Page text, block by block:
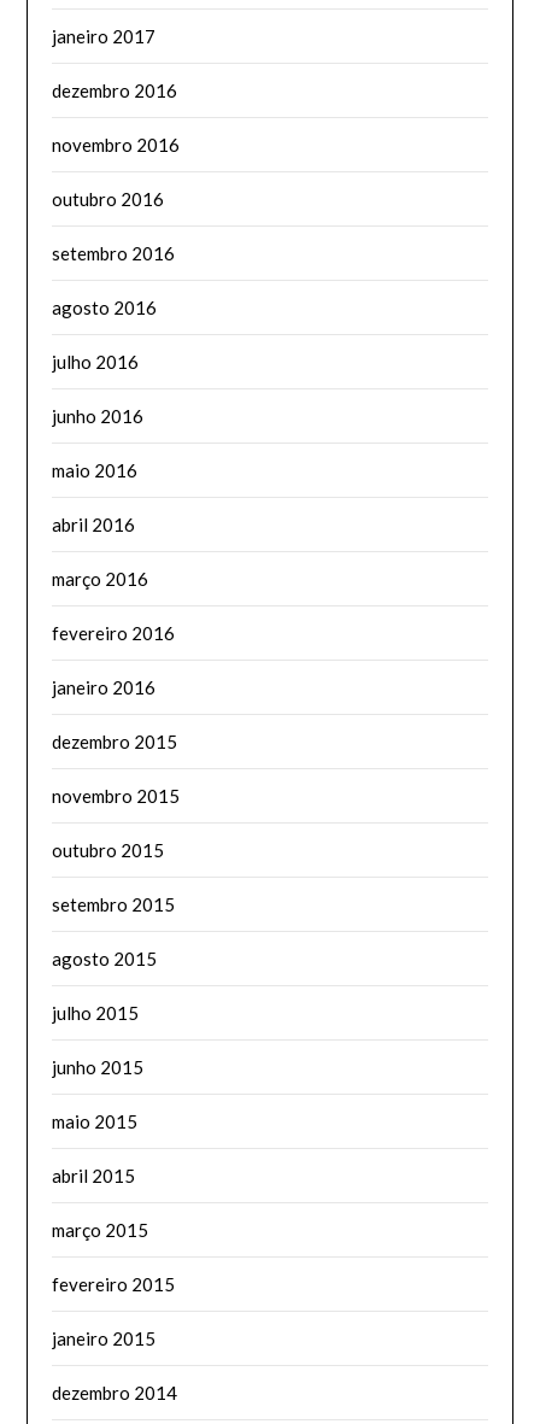
janeiro 2017
dezembro 2016
novembro 2016
outubro 2016
setembro 2016
agosto 2016
julho 2016
junho 2016
maio 2016
abril 2016
março 2016
fevereiro 2016
janeiro 2016
dezembro 2015
novembro 2015
outubro 2015
setembro 2015
agosto 2015
julho 2015
junho 2015
maio 2015
abril 2015
março 2015
fevereiro 2015
janeiro 2015
dezembro 2014